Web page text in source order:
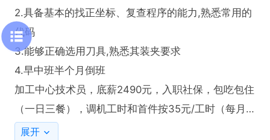
2.具备基本的找正坐标、复查程序的能力,熟悉常用的
代码
3.能够正确选用刀具,熟悉其装夹要求
4.早中班半个月倒班
加工中心技术员，底薪2490元，入职社保，包吃包住
（一日三餐），调机工时和首件按35元/工时（每月
超78小时后按42小时计算）），操机工时按15元/工
展开